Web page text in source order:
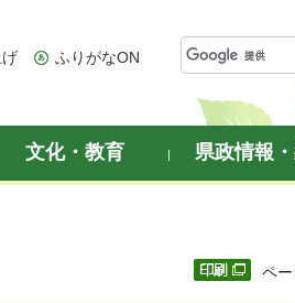
ふりがなON
文化・教育 県政情報
ペ